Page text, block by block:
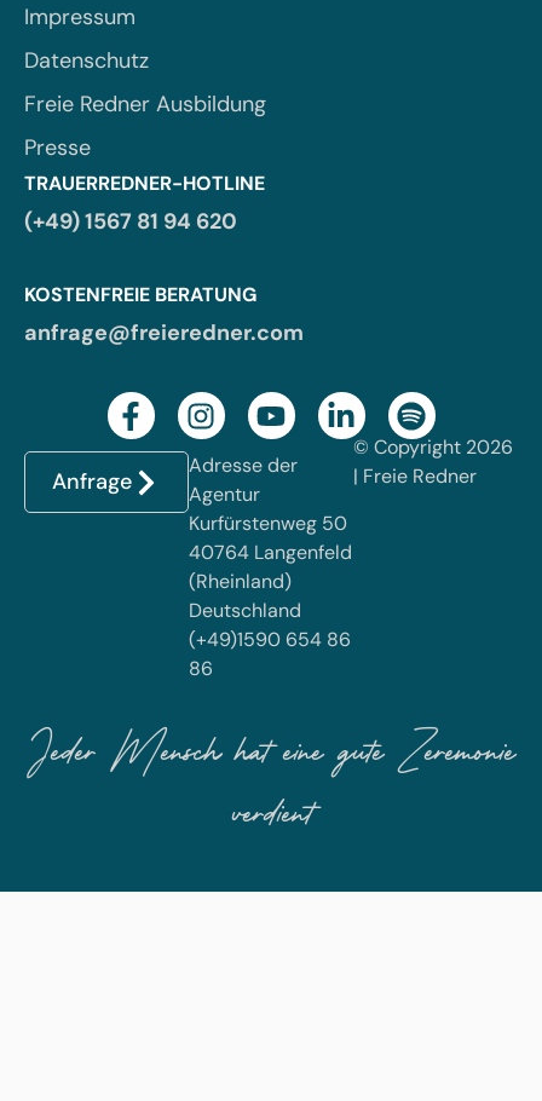
Impressum
Datenschutz
Freie Redner Ausbildung
Presse
TRAUERREDNER-HOTLINE
(+49) 1567 81 94 620
KOSTENFREIE BERATUNG
anfrage@freieredner.com
Anfrage
Adresse der
Agentur
Kurfürstenweg 50
40764 Langenfeld
(Rheinland)
Deutschland
(+49)1590 654 86
86
© Copyright 2026
| Freie Redner
Jeder Mensch hat eine gute Zeremonie
verdient